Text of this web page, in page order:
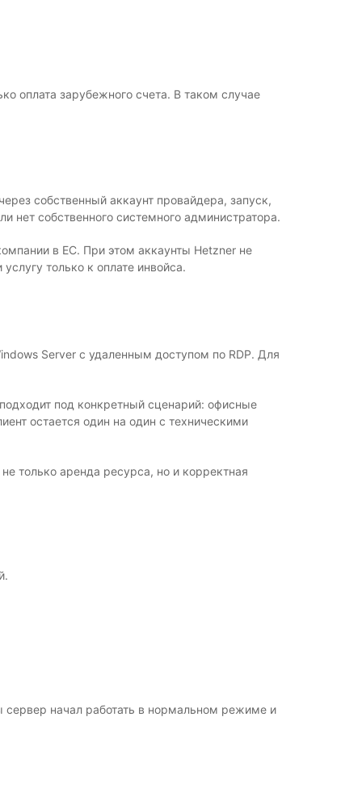
оплата зарубежного счета. В таком случае
собственный аккаунт провайдера, запуск,
нет собственного системного администратора.
в ЕС. При этом аккаунты Hetzner не
только к оплате инвойса.
Server с удаленным доступом по RDP. Для
под конкретный сценарий: офисные
остается один на один с техническими
только аренда ресурса, но и корректная
сервер начал работать в нормальном режиме и